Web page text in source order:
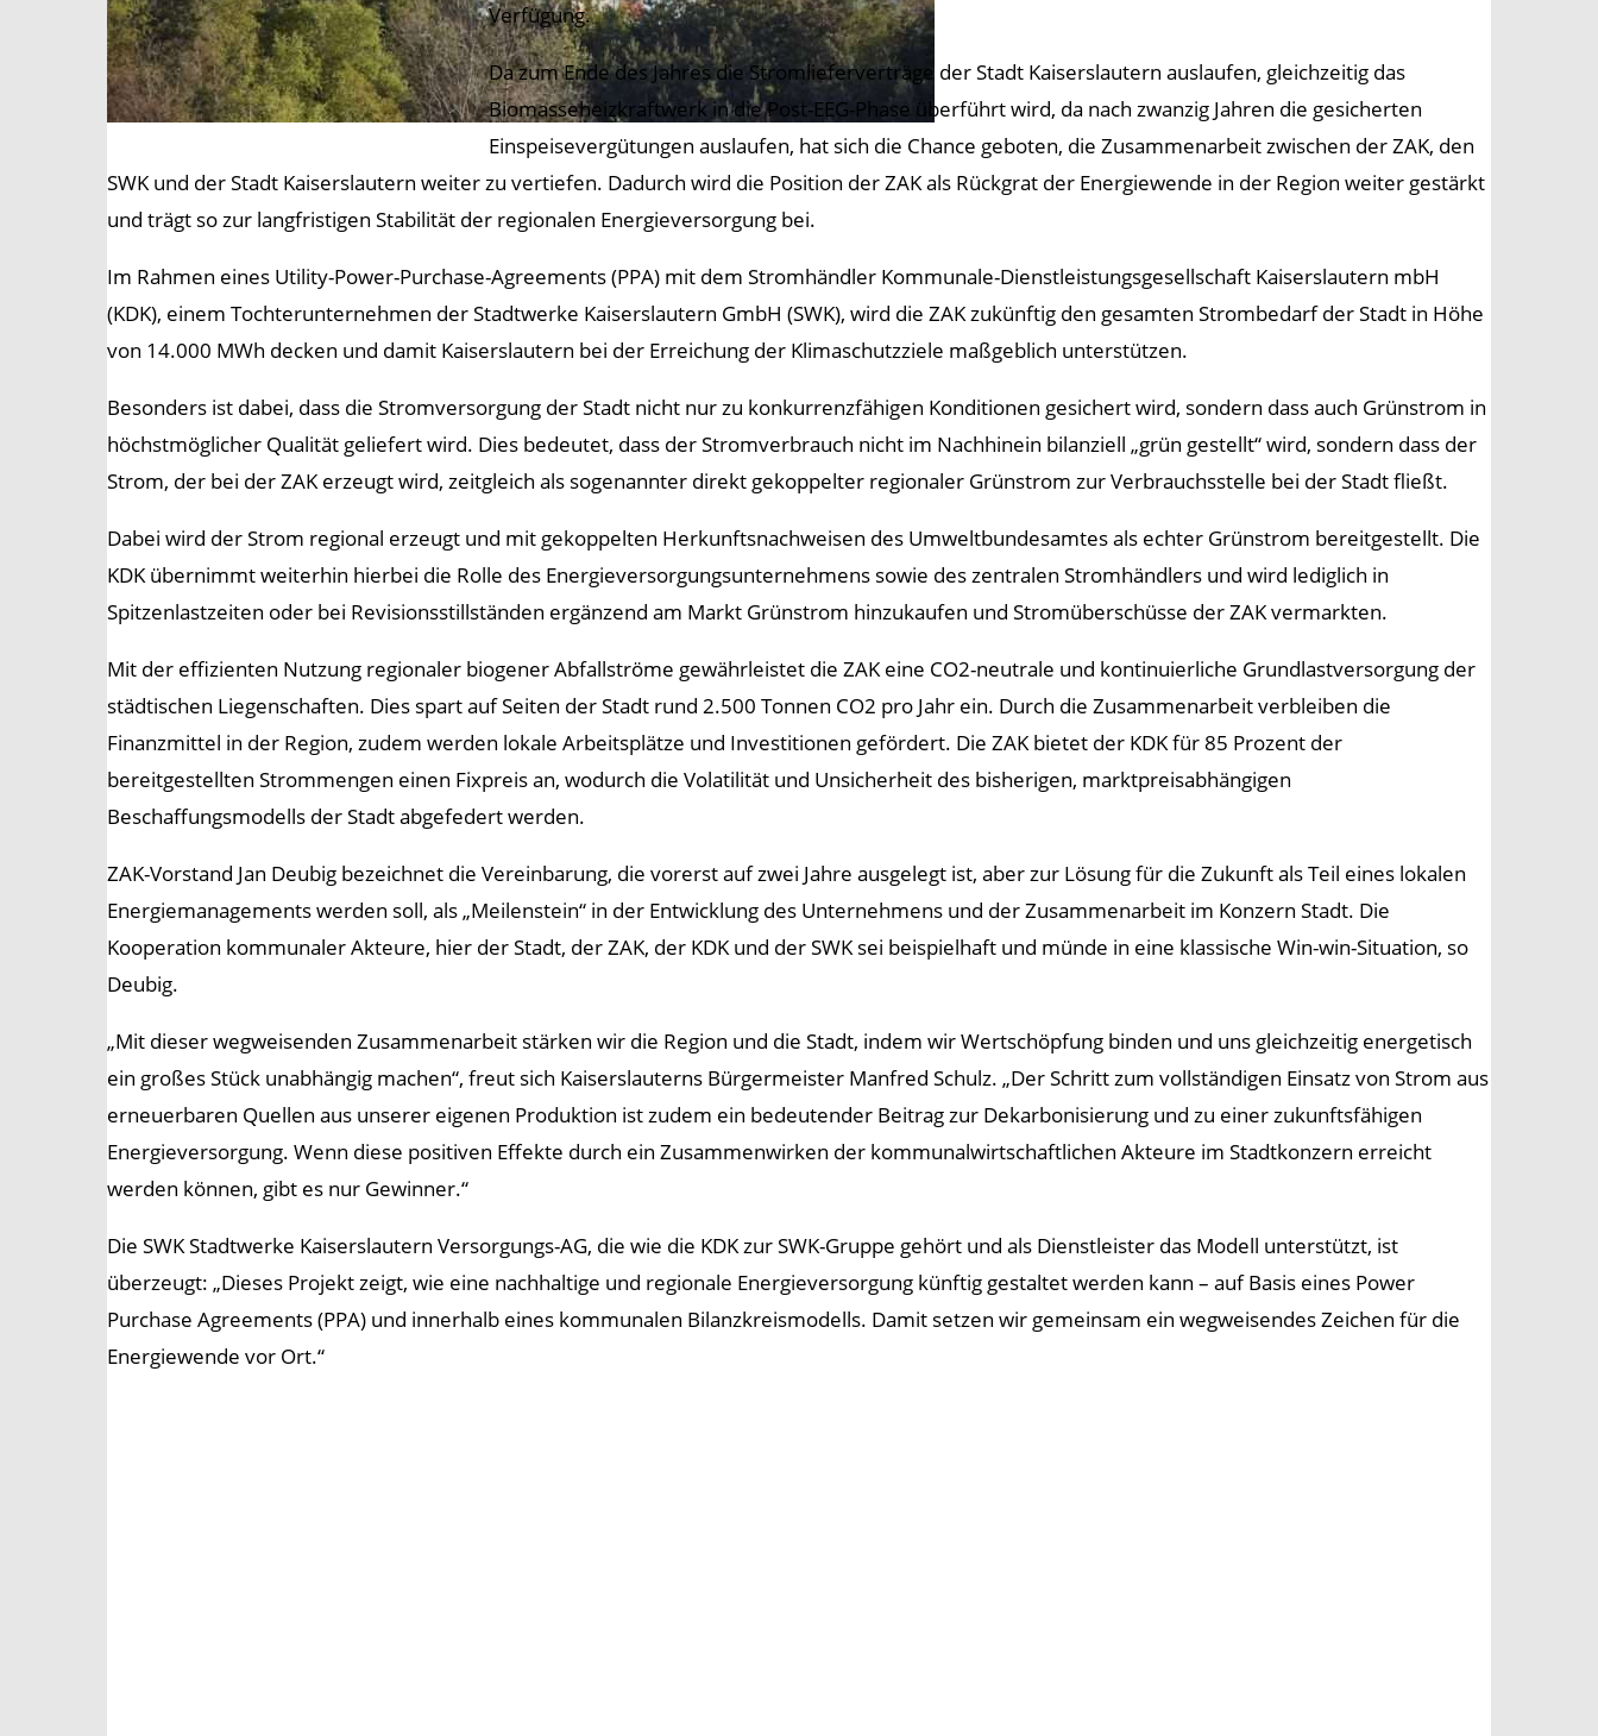
Verfügung.
Da zum Ende des Jahres die Stromlieferverträge der Stadt Kaiserslautern auslaufen, gleichzeitig das
Biomasseheizkraftwerk in die Post-EEG-Phase überführt wird, da nach zwanzig Jahren die gesicherten
Einspeisevergütungen auslaufen, hat sich die Chance geboten, die Zusammenarbeit zwischen der ZAK, den
SWK und der Stadt Kaiserslautern weiter zu vertiefen. Dadurch wird die Position der ZAK als Rückgrat der Energiewende in der Region weiter gestärkt
und trägt so zur langfristigen Stabilität der regionalen Energieversorgung bei.
Im Rahmen eines Utility-Power-Purchase-Agreements (PPA) mit dem Stromhändler Kommunale-Dienstleistungsgesellschaft Kaiserslautern mbH
(KDK), einem Tochterunternehmen der Stadtwerke Kaiserslautern GmbH (SWK), wird die ZAK zukünftig den gesamten Strombedarf der Stadt in Höhe
von 14.000 MWh decken und damit Kaiserslautern bei der Erreichung der Klimaschutzziele maßgeblich unterstützen.
Besonders ist dabei, dass die Stromversorgung der Stadt nicht nur zu konkurrenzfähigen Konditionen gesichert wird, sondern dass auch Grünstrom in
höchstmöglicher Qualität geliefert wird. Dies bedeutet, dass der Stromverbrauch nicht im Nachhinein bilanziell „grün gestellt“ wird, sondern dass der
Strom, der bei der ZAK erzeugt wird, zeitgleich als sogenannter direkt gekoppelter regionaler Grünstrom zur Verbrauchsstelle bei der Stadt fließt.
Dabei wird der Strom regional erzeugt und mit gekoppelten Herkunftsnachweisen des Umweltbundesamtes als echter Grünstrom bereitgestellt. Die
KDK übernimmt weiterhin hierbei die Rolle des Energieversorgungsunternehmens sowie des zentralen Stromhändlers und wird lediglich in
Spitzenlastzeiten oder bei Revisionsstillständen ergänzend am Markt Grünstrom hinzukaufen und Stromüberschüsse der ZAK vermarkten.
Mit der effizienten Nutzung regionaler biogener Abfallströme gewährleistet die ZAK eine CO2-neutrale und kontinuierliche Grundlastversorgung der
städtischen Liegenschaften. Dies spart auf Seiten der Stadt rund 2.500 Tonnen CO2 pro Jahr ein. Durch die Zusammenarbeit verbleiben die
Finanzmittel in der Region, zudem werden lokale Arbeitsplätze und Investitionen gefördert. Die ZAK bietet der KDK für 85 Prozent der
bereitgestellten Strommengen einen Fixpreis an, wodurch die Volatilität und Unsicherheit des bisherigen, marktpreisabhängigen
Beschaffungsmodells der Stadt abgefedert werden.
ZAK-Vorstand Jan Deubig bezeichnet die Vereinbarung, die vorerst auf zwei Jahre ausgelegt ist, aber zur Lösung für die Zukunft als Teil eines lokalen
Energiemanagements werden soll, als „Meilenstein“ in der Entwicklung des Unternehmens und der Zusammenarbeit im Konzern Stadt. Die
Kooperation kommunaler Akteure, hier der Stadt, der ZAK, der KDK und der SWK sei beispielhaft und münde in eine klassische Win-win-Situation, so
Deubig.
„Mit dieser wegweisenden Zusammenarbeit stärken wir die Region und die Stadt, indem wir Wertschöpfung binden und uns gleichzeitig energetisch
ein großes Stück unabhängig machen“, freut sich Kaiserslauterns Bürgermeister Manfred Schulz. „Der Schritt zum vollständigen Einsatz von Strom aus
erneuerbaren Quellen aus unserer eigenen Produktion ist zudem ein bedeutender Beitrag zur Dekarbonisierung und zu einer zukunftsfähigen
Energieversorgung. Wenn diese positiven Effekte durch ein Zusammenwirken der kommunalwirtschaftlichen Akteure im Stadtkonzern erreicht
werden können, gibt es nur Gewinner.“
Die SWK Stadtwerke Kaiserslautern Versorgungs-AG, die wie die KDK zur SWK-Gruppe gehört und als Dienstleister das Modell unterstützt, ist
überzeugt: „Dieses Projekt zeigt, wie eine nachhaltige und regionale Energieversorgung künftig gestaltet werden kann – auf Basis eines Power
Purchase Agreements (PPA) und innerhalb eines kommunalen Bilanzkreismodells. Damit setzen wir gemeinsam ein wegweisendes Zeichen für die
Energiewende vor Ort.“